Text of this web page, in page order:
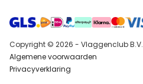
Copyright © 2026 - Vlaggenclub B.V.
Algemene voorwaarden
Privacyverklaring